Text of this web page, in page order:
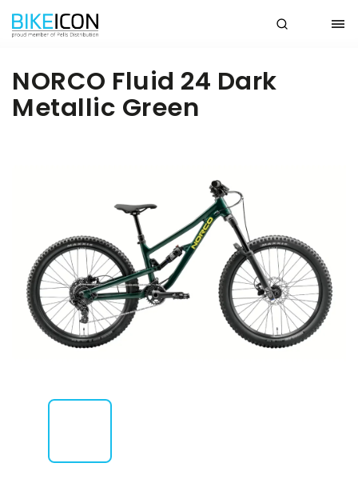
NORCO Fluid 24 Dark
Metallic Green